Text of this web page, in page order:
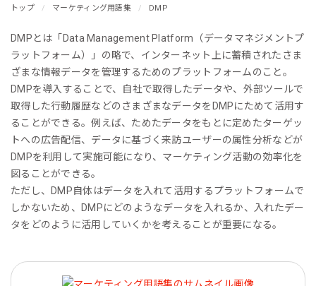
トップ マーケティング用語集 DMP
DMPとは「Data Management Platform（データマネジメントプ
ラットフォーム）」の略で、インターネット上に蓄積されたさま
ざまな情報データを管理するためのプラットフォームのこと。
DMPを導入することで、自社で取得したデータや、外部ツールで
取得した行動履歴などのさまざまなデータをDMPにためて活用す
ることができる。例えば、ためたデータをもとに定めたターゲッ
トへの広告配信、データに基づく来訪ユーザーの属性分析などが
DMPを利用して実施可能になり、マーケティング活動の効率化を
図ることができる。
ただし、DMP自体はデータを入れて活用するプラットフォームで
しかないため、DMPにどのようなデータを入れるか、入れたデー
タをどのように活用していくかを考えることが重要になる。